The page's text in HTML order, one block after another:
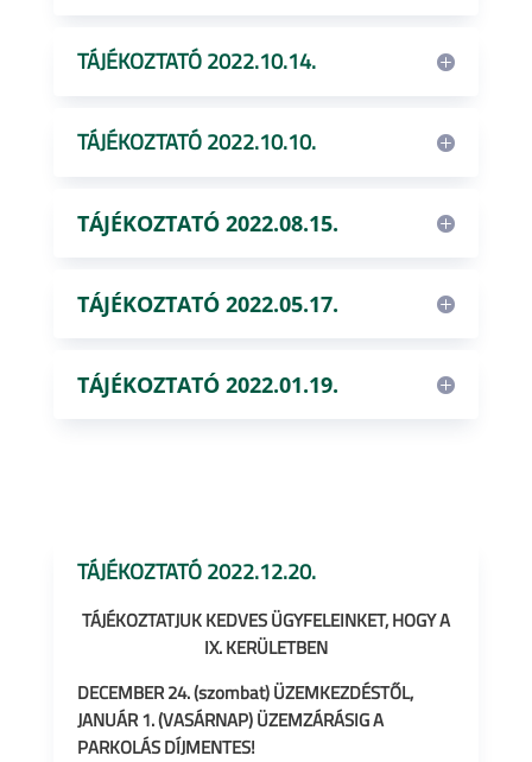
TÁJÉKOZTATÓ 2022.10.14.
TÁJÉKOZTATÓ 2022.10.10.
TÁJÉKOZTATÓ 2022.08.15.
TÁJÉKOZTATÓ 2022.05.17.
TÁJÉKOZTATÓ 2022.01.19.
TÁJÉKOZTATÓ 2022.12.20.
TÁJÉKOZTATJUK KEDVES ÜGYFELEINKET, HOGY A
IX. KERÜLETBEN
DECEMBER 24. (szombat) ÜZEMKEZDÉSTŐL,
JANUÁR 1. (VASÁRNAP) ÜZEMZÁRÁSIG A
PARKOLÁS DÍJMENTES!